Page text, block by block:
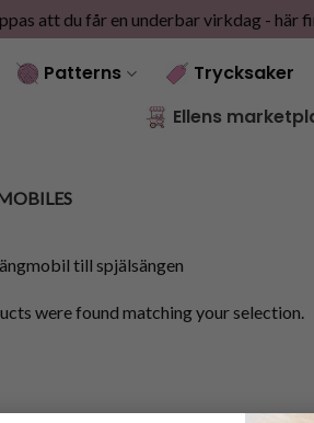
att du får en underbar virkdag - här
Patterns Trycksaker
Ellens
till spjälsängen
were found matching your selection.